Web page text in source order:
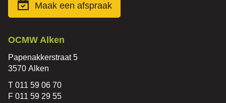
Maak een afspraak
Contact
OCMW Alken
Adres
Papenakkerstraat 5
,3570 Alken
Tel.011 59 06 70
Fax011 59 29 55